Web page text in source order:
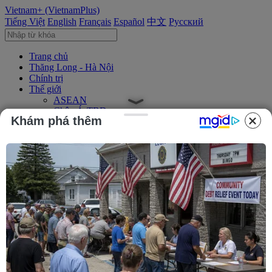
Vietnam+ (VietnamPlus)
Tiếng Việt English Français Español 中文 Русский
Trang chủ
Thăng Long - Hà Nội
Chính trị
Thế giới
ASEAN
Châu Á-TBD
Trung Đông
Châu Mỹ
Kinh tế
Kinh doanh
Tài chính
Tín dụng nông thôn
Chứng khoán
Bất động sản
Doanh nghiệp
Thông tin doanh nghiệp
Thông cáo báo chí
Xã hội
Khám phá thêm